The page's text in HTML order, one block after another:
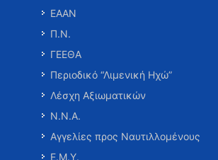
ΕΑΑΝ
Π.Ν.
ΓΕΕΘΑ
Περιοδικό “Λιμενική Ηχώ”
Λέσχη Αξιωματικών
Ν.Ν.Α.
Αγγελίες προς Ναυτιλλομένους
Ε.Μ.Υ.